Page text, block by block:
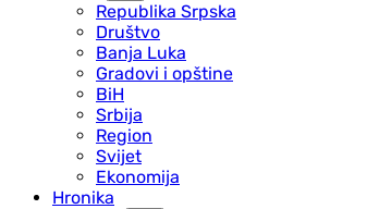
Republika Srpska
Društvo
Banja Luka
Gradovi i opštine
BiH
Srbija
Region
Svijet
Ekonomija
Hronika